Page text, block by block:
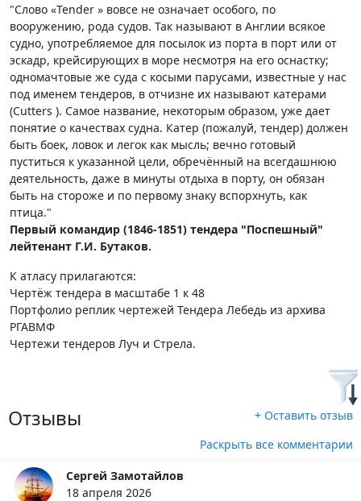
"Слово «Tender » вовсе не означает особого, по
вооружению, рода судов. Так называют в Англии всякое
судно, употребляемое для посылок из порта в порт или от
эскадр, крейсирующих в море несмотря на его оснастку;
одномачтовые же суда с косыми парусами, известные у нас
под именем тендеров, в отчизне их называют катерами
(Cutters ). Самое названиe, некоторым образом, уже дает
понятие о качествах судна. Катер (пожалуй, тендер) должен
быть боек, ловок и легок как мысль; вечно готовый
пуститься к указанной цели, обречённый на всегдашнюю
деятельность, даже в минуты отдыха в порту, он обязан
быть на стороже и по первому знаку вспорхнуть, как
птица."
Первый командир (1846-1851) тендера "Поспешный"
лейтенант Г.И. Бутаков.
К атласу прилагаются:
Чертёж тендера в масштабе 1 к 48
Портфолио реплик чертежей Тендера Лебедь из архива
РГАВМФ
Чертежи тендеров Луч и Стрела.
Отзывы
+ Оставить отзыв
Раскрыть все комментарии
Сергей Замотайлов
18 апреля 2026